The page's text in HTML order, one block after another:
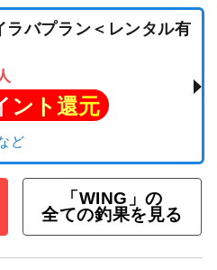
ラバプラン＜レンタル有
ント還元
「WING」の
全ての釣果を見る